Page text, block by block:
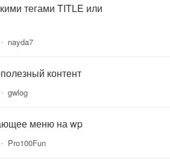
тегами TITLE или
• nayda7
контент
• gwlog
меню на wp
• Pro100Fun